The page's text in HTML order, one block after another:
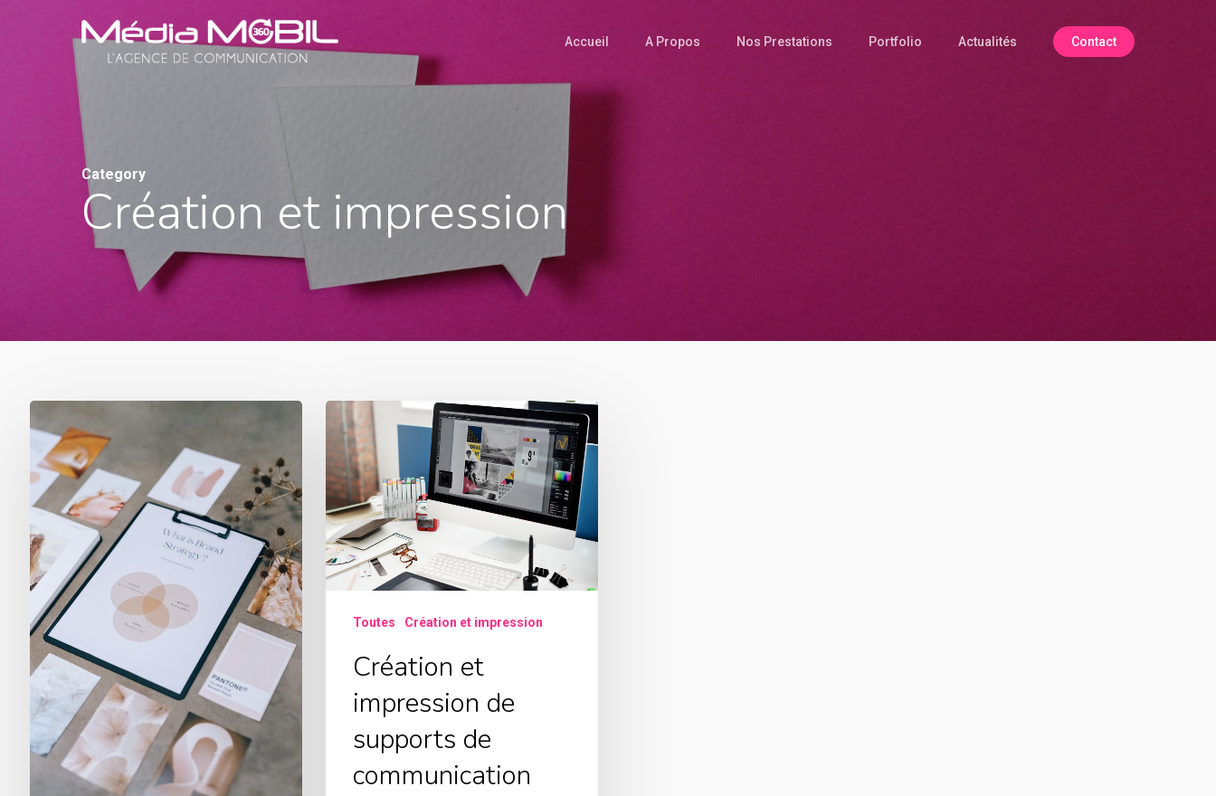
Accueil A Propos Nos Prestations Portfolio Actualités Contact
Category
Création et impression
Toutes Création et impression
Création et
impression de
supports de
communication